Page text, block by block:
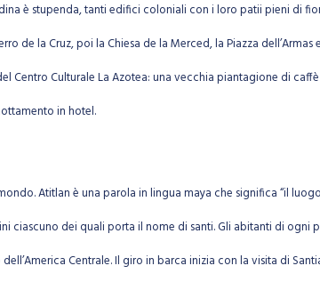
è stupenda, tanti edifici coloniali con i loro patii pieni di
de la Cruz, poi la Chiesa de la Merced, la Piazza dell’Armas
Centro Culturale La Azotea: una vecchia piantagione di
in hotel.
Atitlan è una parola in lingua maya che significa “il
ciascuno dei quali porta il nome di santi. Gli abitanti di ogni
Centrale. Il giro in barca inizia con la visita di